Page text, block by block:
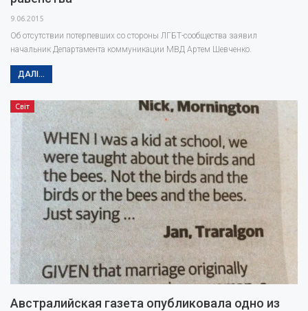
9.06.2015
Об отсутствии потерпевших со стороны ЛГБТ-сообщества заявил
начальник Департамента коммуникации МВД Артем Шевченко.
ДАЛІ...
Світ
Австралийская газета опубликовала одно из